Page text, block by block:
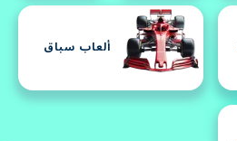
ألعاب سباق